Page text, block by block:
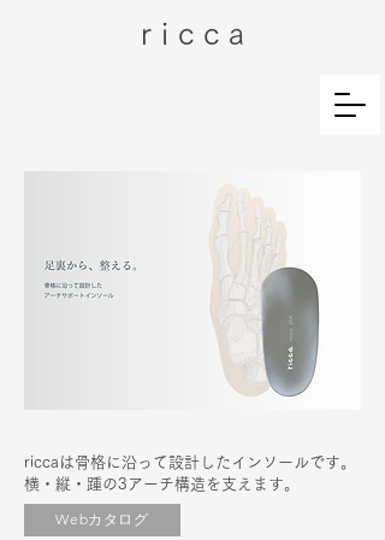
r i c c a
riccaは骨格に沿って設計したインソールです。
横・縦・踵の3アーチ構造を支えます。
Webカタログ